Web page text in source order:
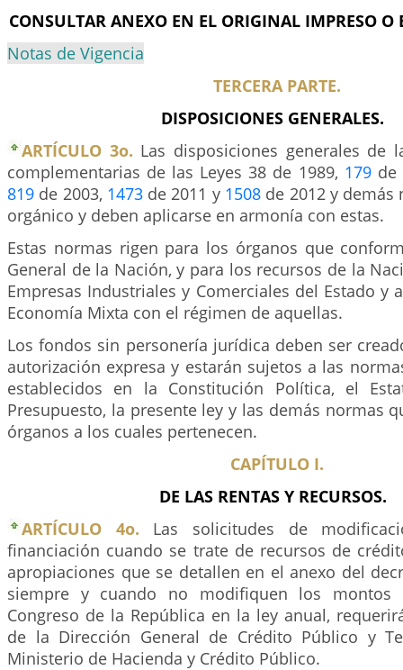
CONSULTAR ANEXO EN EL ORIGINAL IMPRESO O
Notas de Vigencia
TERCERA PARTE.
DISPOSICIONES GENERALES.
ARTÍCULO 3o. Las disposiciones generales de
complementarias de las Leyes 38 de 1989, 179de
819 de 2003, 1473de 2011 y 1508 de 2012 y demás
orgánico y deben aplicarse en armonía con estas.
Estas normas rigen para los órganos que
General de la Nación, y para los recursos de la
Empresas Industriales y Comerciales del Estado y
Economía Mixta con el régimen de aquellas.
Los fondos sin personería jurídica deben ser
autorización expresa y estarán sujetos a las
establecidos en la Constitución Política, el
Presupuesto, la presente ley y las demás normas
órganos a los cuales pertenecen.
CAPÍTULO I.
DE LAS RENTAS Y RECURSOS.
ARTÍCULO 4o. Las solicitudes de
financiación cuando se trate de recursos de
apropiaciones que se detallen en el anexo del
siempre y cuando no modifiquen los montos
Congreso de la República en la ley anual,
de la Dirección General de Crédito Público y
Ministerio de Hacienda y Crédito Público.